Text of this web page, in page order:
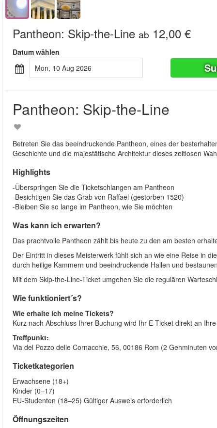
Pantheon: Skip-the-Line ab 12,00 €
Datum wählen
Mon, 10 Aug 2026
Pantheon: Skip-the-Line
Betreten Sie das beeindruckende Pantheon, eines der
Geschichte und die majestätische Architektur dieses zeitlosen
Highlights
-Überspringen Sie die Ticketschlangen am Pantheon
-Besichtigen Sie das Grab von Raffael (gestorben 1520)
-Bleiben Sie so lange im Pantheon, wie Sie möchten
Was kann ich erwarten?
Das prachtvolle Pantheon zählt bis heute zu den am besten
Der Eintritt in dieses Meisterwerk fühlt sich an wie eine Reise in
durch heilige Kammern und beeindruckende Hallen und
Mit dem Skip-the-Line-Ticket umgehen Sie die regulären
Wie funktioniert´s?
Wie erhalte ich meine Tickets?
Kurz nach Abschluss Ihrer Buchung wird Ihr E-Ticket direkt an
Treffpunkt:
Via del Pozzo delle Cornacchie, 56, 00186 Rom (2 Gehminuten
Ticketkategorien
Erwachsene (18+)
Kinder (0–17)
EU-Studenten (18–25) Gültiger Ausweis erforderlich
Öffnungszeiten